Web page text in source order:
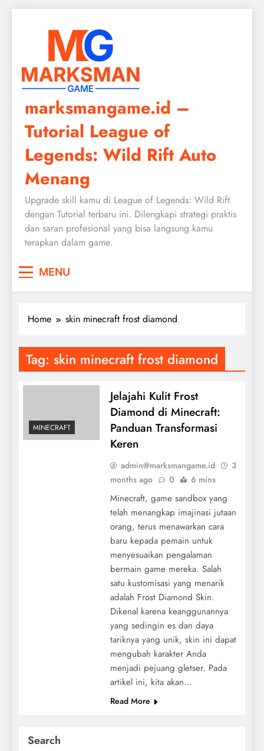
marksmangame.id –
Tutorial League of
Legends: Wild Rift Auto
Menang
Upgrade skill kamu di League of Legends: Wild Rift
dengan Tutorial terbaru ini. Dilengkapi strategi praktis
dan saran profesional yang bisa langsung kamu
terapkan dalam game.
MENU
Home skin minecraft frost diamond
Tag: skin minecraft frost diamond
MINECRAFT
Jelajahi Kulit Frost
Diamond di Minecraft:
Panduan Transformasi
Keren
admin@marksmangame.id
3
months ago
0 6 mins
Minecraft, game sandbox yang
telah menangkap imajinasi jutaan
orang, terus menawarkan cara
baru kepada pemain untuk
menyesuaikan pengalaman
bermain game mereka. Salah
satu kustomisasi yang menarik
adalah Frost Diamond Skin.
Dikenal karena keanggunannya
yang sedingin es dan daya
tariknya yang unik, skin ini dapat
mengubah karakter Anda
menjadi pejuang gletser. Pada
artikel ini, kita akan…
Read More
Search